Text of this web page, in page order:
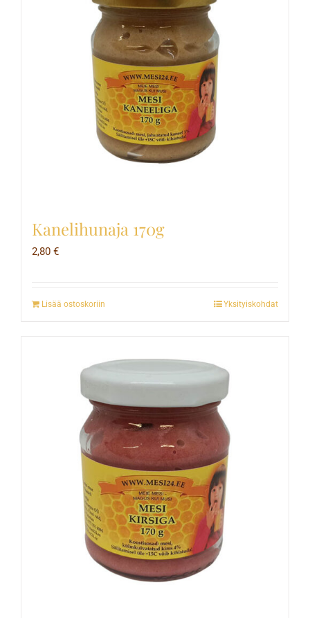
Kanelihunaja 170g
2,80 €
Lisää ostoskoriin Yksityiskohdat